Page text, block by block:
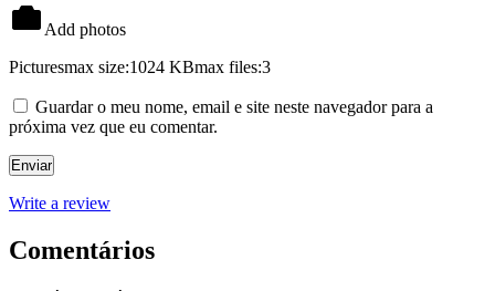
Add photos
Picturesmax size:1024 KBmax files:3
Guardar o meu nome, email e site neste navegador para a
próxima vez que eu comentar.
Write a review
Comentários